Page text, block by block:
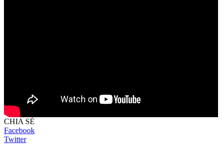
CHIA SẺ
Facebook
Twitter